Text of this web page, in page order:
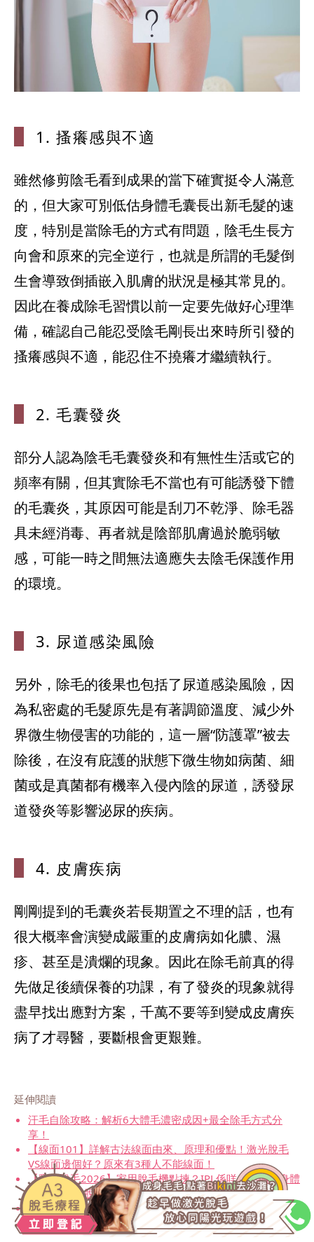
1. 搔癢感與不適
雖然修剪陰毛看到成果的當下確實挺令人滿意
的，但大家可別低估身體毛囊長出新毛髮的速
度，特別是當除毛的方式有問題，陰毛生長方
向會和原來的完全逆行，也就是所謂的毛髮倒
生會導致倒插嵌入肌膚的狀況是極其常見的。
因此在養成除毛習慣以前一定要先做好心理準
備，確認自己能忍受陰毛剛長出來時所引發的
搔癢感與不適，能忍住不撓癢才繼續執行。
2. 毛囊發炎
部分人認為陰毛毛囊發炎和有無性生活或它的
頻率有關，但其實除毛不當也有可能誘發下體
的毛囊炎，其原因可能是刮刀不乾淨、除毛器
具未經消毒、再者就是陰部肌膚過於脆弱敏
感，可能一時之間無法適應失去陰毛保護作用
的環境。
3. 尿道感染風險
另外，除毛的後果也包括了尿道感染風險，因
為私密處的毛髮原先是有著調節溫度、減少外
界微生物侵害的功能的，這一層“防護罩”被去
除後，在沒有庇護的狀態下微生物如病菌、細
菌或是真菌都有機率入侵內陰的尿道，誘發尿
道發炎等影響泌尿的疾病。
4. 皮膚疾病
剛剛提到的毛囊炎若長期置之不理的話，也有
很大概率會演變成嚴重的皮膚病如化膿、濕
疹、甚至是潰爛的現象。因此在除毛前真的得
先做足後續保養的功課，有了發炎的現象就得
盡早找出應對方案，千萬不要等到變成皮膚疾
病了才尋醫，要斷根會更艱難。
延伸閱讀
汗毛自除攻略：解析6大體毛濃密成因+最全除毛方式分
享！
【線面101】詳解古法線面由來、原理和優點！激光脫毛
VS線面邊個好？原來有3種人不能線面！
【彩光脫毛2026】家用脫毛機點揀？IPL係咩？美編親身體
驗至Hit激光脫毛療程 即看激光V.S.彩光 3大分別！
【脫唇毛攻略】皮膚科醫生親授「凡士林去唇毛法」，再
分析7大脫唇毛方法！